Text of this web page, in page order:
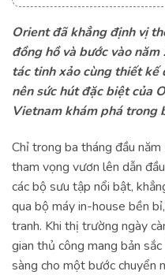
và phá cách
2.4. Orient
nghệ và hiệu suất
2.5. Orient Star:
2.5.1. Orient Star
2.6. Orient Star
2.7. Orient Star
Orient đã khẳng định vị
đồng hồ và bước vào
tác tinh xảo cùng thiết kế
nên sức hút đặc biệt của
Vietnam khám phá trong
Chỉ trong ba tháng đầu
tham vọng vươn lên dẫn
các bộ sưu tập nổi bật,
qua bộ máy in-house bền
tranh. Khi thị trường ngày
gian thủ công mang bản
sàng cho một bước chuyển